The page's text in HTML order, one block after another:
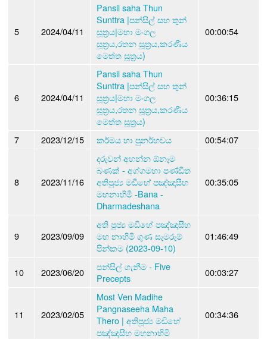
5 2024/04/11
Pansil saha Thun
Sunttra |පන්සිල් සහ තුන්
සූත්‍රය|මහා මංගල
සූත්‍රය,රතන සූත්‍රය,කරණීය
මෙත්ත සූත්‍රය)
00:00:54
6 2024/04/11
Pansil saha Thun
Sunttra |පන්සිල් සහ තුන්
සූත්‍රය|මහා මංගල
සූත්‍රය,රතන සූත්‍රය,කරණීය
මෙත්ත සූත්‍රය)
00:36:15
7 2023/12/15 කර්මය හා පුනර්භවය 00:54:07
8 2023/11/16
දරුවන් අහන්න ඕනෑම
බණක් - අග්ගමහා පණ්ඩිත
අතිපූජ්‍ය මඩිහේ පඤ්ඤාසීහ
මහනාහිමි -Bana -
Dharmadeshana
00:35:05
9 2023/09/09
අති පූජ්‍ය මඩිහේ පඤ්ඤාසීහ
මහ නාහිමි ගුණ සැමරුම්
පින්කම (2023-09-10)
01:46:49
10 2023/06/20
පන්සිල් ගැනීම - Five
Precepts
00:03:27
11 2023/02/05
Most Ven Madihe
Pangnaseeha Maha
Thero | අතිපූජ්‍ය මඩිහේ
පඤ්ඤාසීහ මහනාහිමි
00:34:36